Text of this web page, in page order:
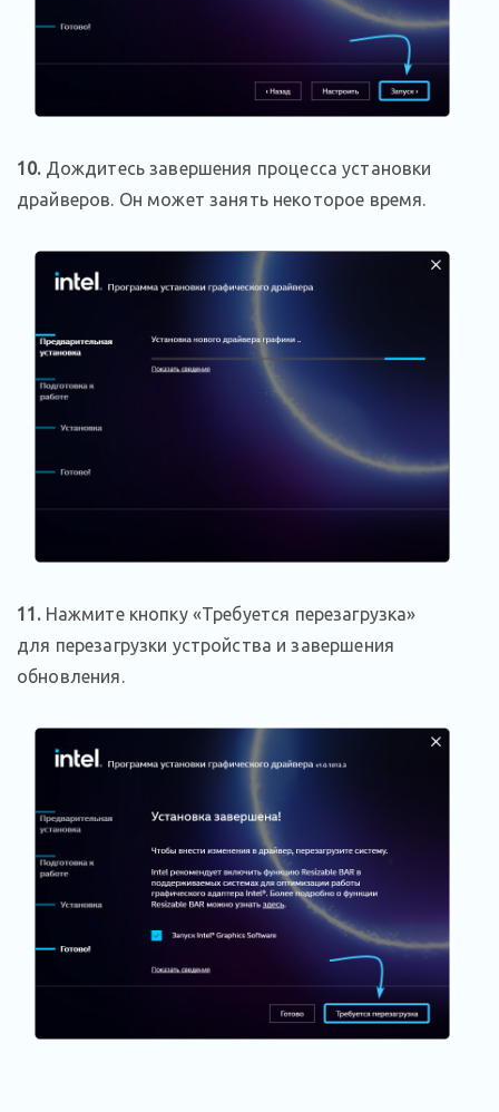
10.Дождитесь завершения процесса установки
драйверов. Он может занять некоторое время.
11.Нажмите кнопку «Требуется перезагрузка»
для перезагрузки устройства и завершения
обновления.